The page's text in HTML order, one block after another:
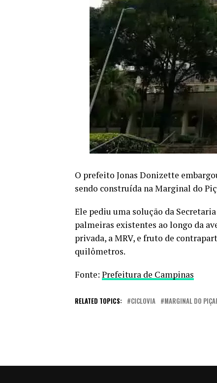
O prefeito Jonas Donizette
sendo construída na Marginal do
Ele pediu uma solução da
palmeiras existentes ao longo da
privada, a MRV, e fruto de
quilômetros.
Fonte: Prefeitura de Campinas
RELATED TOPICS: CICLOVIA MARGINAL DO